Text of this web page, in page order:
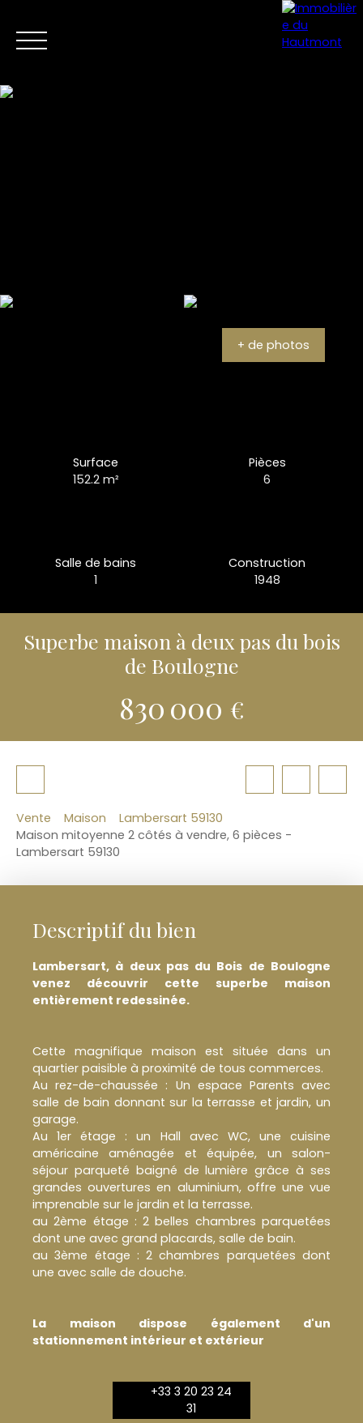
+ de photos
Surface
152.2 m²
Pièces
6
Salle de bains
1
Construction
1948
Superbe maison à deux pas du bois
de Boulogne
830 000 €
Vente Maison
Lambersart 59130
Maison mitoyenne 2 côtés à vendre, 6 pièces -
Lambersart 59130
Descriptif du bien
Lambersart, à deux pas du Bois de Boulogne
venez découvrir cette superbe maison
entièrement redessinée.
Cette magnifique maison est située dans un
quartier paisible à proximité de tous commerces.
Au rez-de-chaussée : Un espace Parents avec
salle de bain donnant sur la terrasse et jardin, un
garage.
Au 1er étage : un Hall avec WC, une cuisine
américaine aménagée et équipée, un salon-
séjour parqueté baigné de lumière grâce à ses
grandes ouvertures en aluminium, offre une vue
imprenable sur le jardin et la terrasse.
au 2ème étage : 2 belles chambres parquetées
dont une avec grand placards, salle de bain.
au 3ème étage : 2 chambres parquetées dont
une avec salle de douche.
La maison dispose également d'un
stationnement intérieur et extérieur
+33 3 20 23 24
31